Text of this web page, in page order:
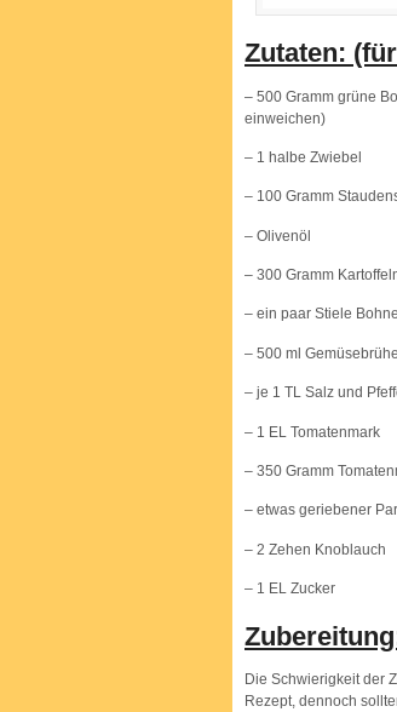
Zutaten:
– 500 Gramm grüne
einweichen)
– 1 halbe Zwiebel
– 100 Gramm
– Olivenöl
– 300 Gramm
– ein paar Stiele
– 500 ml Gemüsebrühe
– je 1 TL Salz und
– 1 EL Tomatenmark
– 350 Gramm
– etwas geriebener
– 2 Zehen Knoblauch
– 1 EL Zucker
Die Schwierigkeit der
Rezept, dennoch